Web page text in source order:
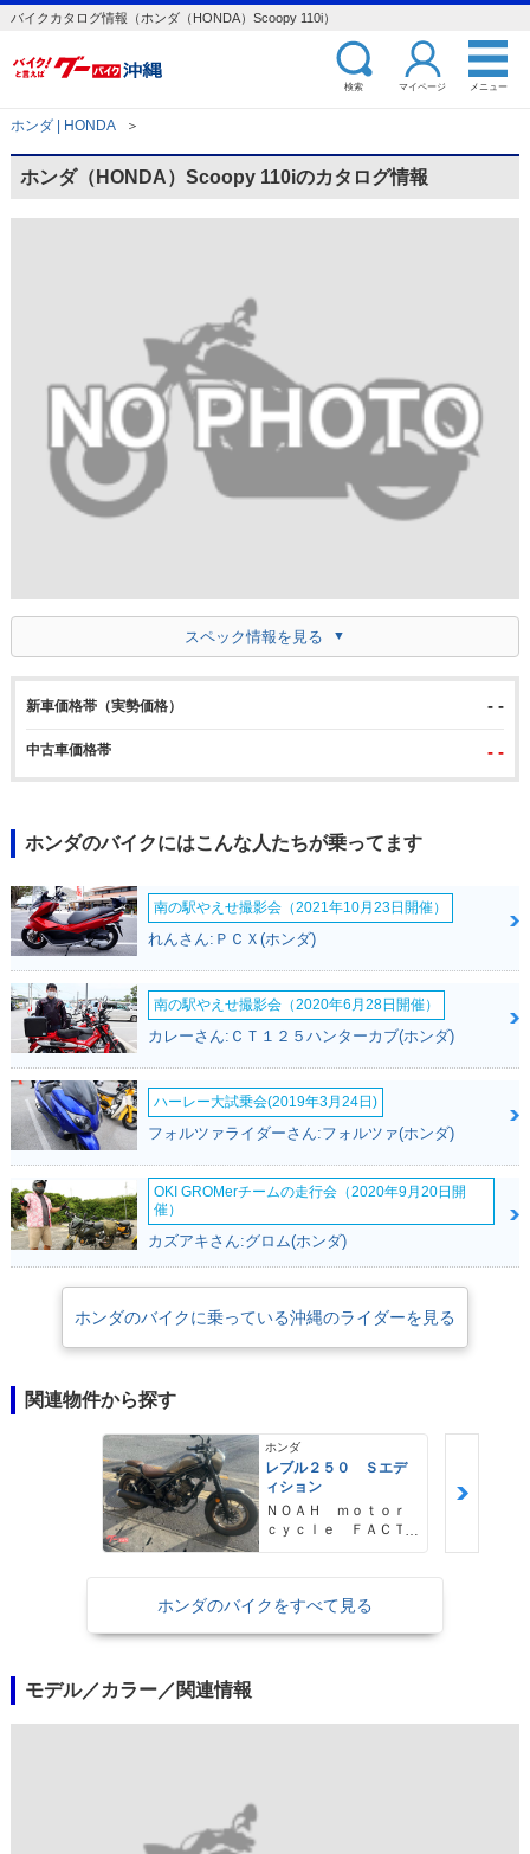
バイクカタログ情報（ホンダ（HONDA）Scoopy 110i）
検索 マイページ メニュー
ホンダ | HONDA ＞
ホンダ（HONDA）Scoopy 110iのカタログ情報
スペック情報を見る
新車価格帯（実勢価格） - -
中古車価格帯 - -
ホンダのバイクにはこんな人たちが乗ってます
南の駅やえせ撮影会（2021年10月23日開催）
れんさん:ＰＣＸ(ホンダ)
南の駅やえせ撮影会（2020年6月28日開催）
カレーさん:ＣＴ１２５ハンターカブ(ホンダ)
ハーレー大試乗会(2019年3月24日)
フォルツァライダーさん:フォルツァ(ホンダ)
OKI GROMerチームの走行会（2020年9月20日開
催）
カズアキさん:グロム(ホンダ)
ホンダのバイクに乗っている沖縄のライダーを見る
関連物件から探す
ホンダ
レブル２５０ Ｓエデ
ィション
ＮＯＡＨ ｍｏｔｏｒ
ｃｙｃｌｅ ＦＡＣＴ
ホンダのバイクをすべて見る
モデル／カラー／関連情報